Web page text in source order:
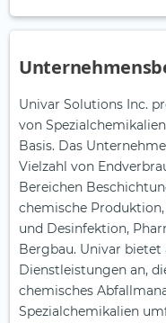
Univar Solutions Inc.
von
Basis. Das
Vielzahl von
Bereichen
chemische
und Desinfektion,
Bergbau. Univar bietet
Dienstleistungen an,
chemisches
Spezialchemikalien